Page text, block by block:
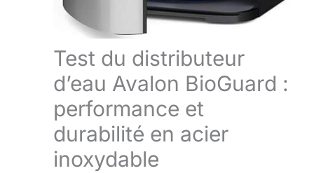
Test du distributeur
d’eau Avalon BioGuard :
performance et
durabilité en acier
inoxydable